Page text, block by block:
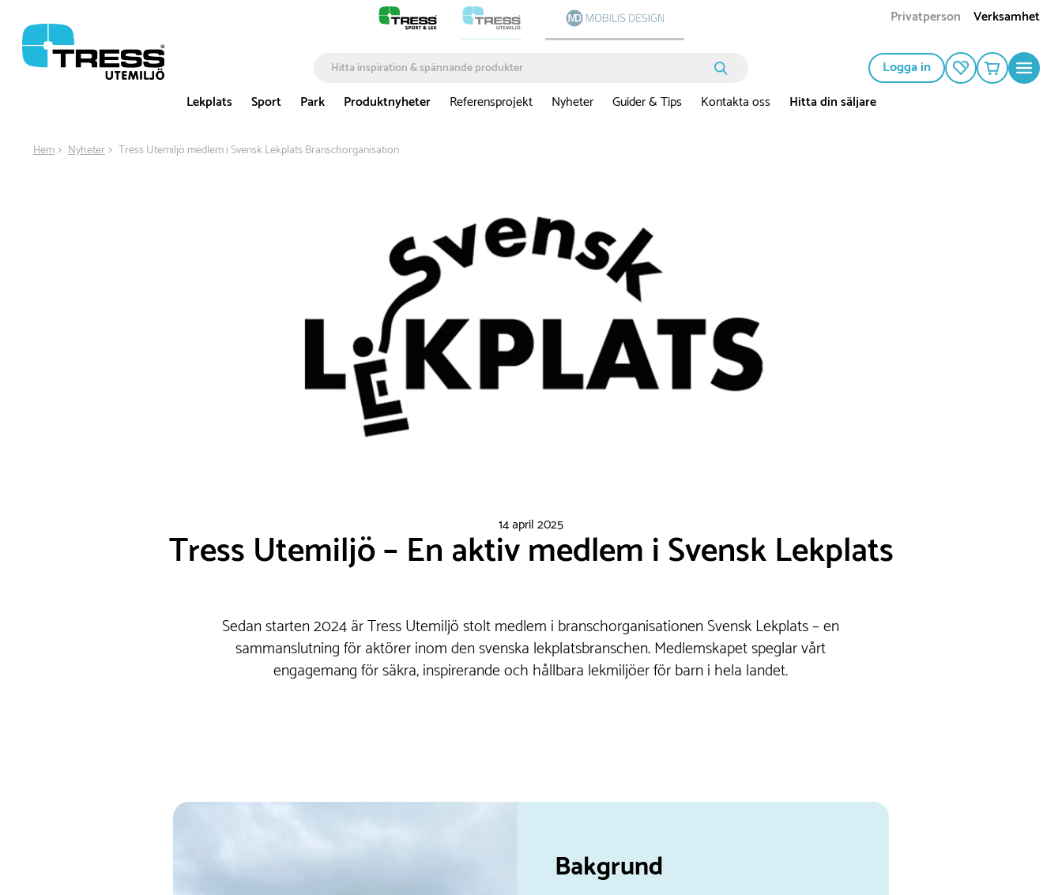
Privatperson Verksamhet
Logga in
Lekplats
Sport Park Produktnyheter Referensprojekt Nyheter Guider & Tips Kontakta oss Hitta din säljare
Hem Nyheter Tress Utemiljö medlem i Svensk Lekplats Branschorganisation
14 april 2025
Tress Utemiljö – En aktiv medlem i Svensk Lekplats
Sedan starten 2024 är Tress Utemiljö stolt medlem i branschorganisationen Svensk Lekplats – en
sammanslutning för aktörer inom den svenska lekplatsbranschen. Medlemskapet speglar vårt
engagemang för säkra, inspirerande och hållbara lekmiljöer för barn i hela landet.​
Bakgrund